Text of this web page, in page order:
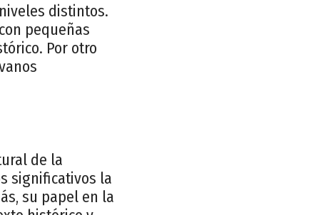
distintos.
pequeñas
Por otro
de la
significativos la
su papel en la